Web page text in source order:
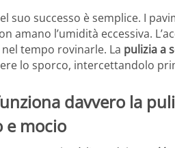
suo successo è semplice. I
amano l’umidità eccessiva.
tempo rovinarle. La pulizia a
lo sporco, intercettandolo
davvero la
e mocio